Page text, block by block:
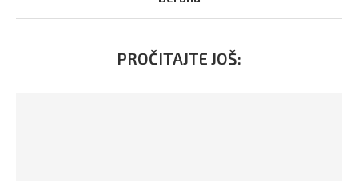
PROČITAJTE JOŠ: